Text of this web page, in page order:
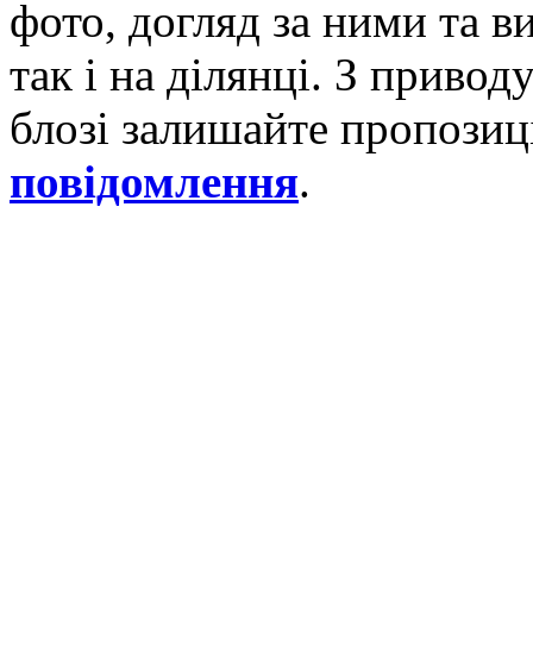
фото, догляд за ними та
так і на ділянці. З
блозі залишайте
повідомлення.